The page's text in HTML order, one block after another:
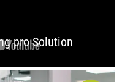
pro Solution